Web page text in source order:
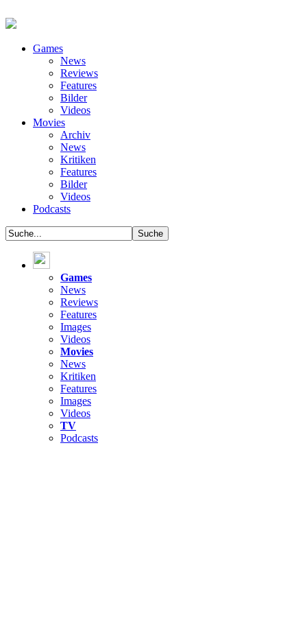
Games
News
Reviews
Features
Bilder
Videos
Movies
Archiv
News
Kritiken
Features
Bilder
Videos
Podcasts
Games
News
Reviews
Features
Images
Videos
Movies
News
Kritiken
Features
Images
Videos
TV
Podcasts